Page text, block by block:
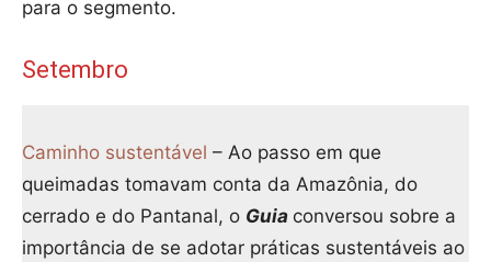
para o segmento.
Setembro
Caminho sustentável – Ao passo em que
queimadas tomavam conta da Amazônia, do
cerrado e do Pantanal, o Guia conversou sobre a
importância de se adotar práticas sustentáveis ao